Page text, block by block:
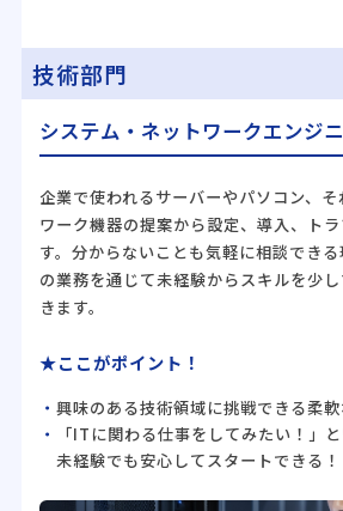
技術部門
システム・ネットワークエンジ
企業で使われるサーバーやパソコン、
ワーク機器の提案から設定、導入、ト
す。分からないことも気軽に相談でき
の業務を通じて未経験からスキルを少
きます。
★ここがポイント！
興味のある技術領域に挑戦できる柔軟
「ITに関わる仕事をしてみたい！」
未経験でも安心してスタートできる！